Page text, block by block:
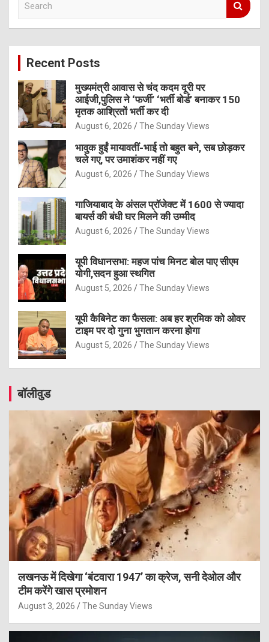
c
Recent Posts
मुख्यमंत्री आवास से चंद कदम दूरी पर
आईजी,पुलिस ने ‘फर्जी’ ‘भर्ती बोर्ड’ बनाकर 150
मृतक आश्रितों भर्ती कर दी
August 6, 2026 The Sunday Views
भावुक हुईं मायावतीं-भाई तो बहुत बने, सब छोड़कर
चले गए, पर उमाशंकर नहीं गए
August 6, 2026 The Sunday Views
गाजियाबाद के अंसल प्रॉजेक्ट में 1600 से ज्यादा
बायर्स की बंधी घर मिलने की उम्मीद
August 6, 2026 The Sunday Views
यूपी विधानसभा: महज पांच मिनट बोल पाए सीएम
योगी,सदन हुआ स्थगित
August 5, 2026 The Sunday Views
यूपी कैबिनेट का फैसला: अब हर श्रमिक को ओवर
टाइम पर दो गुना भुगतान करना होगा
August 5, 2026 The Sunday Views
बॉलीवुड
लखनऊ में दिखेगा ‘बंटवारा 1947’ का क्रेज, सनी देओल और
टीम करेंगे खास प्रमोशन
August 3, 2026 The Sunday Views